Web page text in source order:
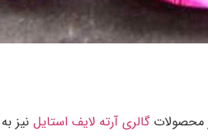
محصولاتگالری آرته لایف استایل نیز